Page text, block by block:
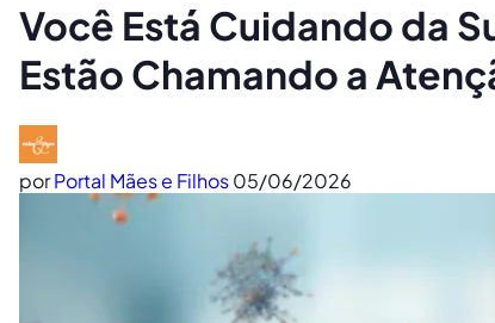
Você Está Cuidando da
Estão Chamando a
porPortal Mães e Filhos05/06/2026